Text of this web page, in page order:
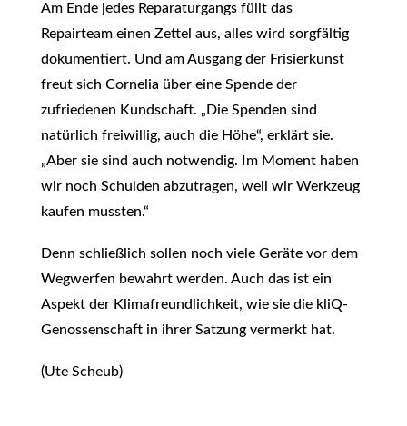
Am Ende jedes Reparaturgangs füllt das
Repairteam einen Zettel aus, alles wird sorgfältig
dokumentiert. Und am Ausgang der Frisierkunst
freut sich Cornelia über eine Spende der
zufriedenen Kundschaft. „Die Spenden sind
natürlich freiwillig, auch die Höhe“, erklärt sie.
„Aber sie sind auch notwendig. Im Moment haben
wir noch Schulden abzutragen, weil wir Werkzeug
kaufen mussten.“
Denn schließlich sollen noch viele Geräte vor dem
Wegwerfen bewahrt werden. Auch das ist ein
Aspekt der Klimafreundlichkeit, wie sie die kliQ-
Genossenschaft in ihrer Satzung vermerkt hat.
(Ute Scheub)